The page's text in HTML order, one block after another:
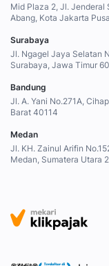
Mid Plaza 2, Jl. Jenderal
Abang, Kota Jakarta
Surabaya
Jl. Ngagel Jaya Selatan
Surabaya, Jawa Timur
Bandung
Jl. A. Yani No.271A,
Barat 40114
Medan
Jl. KH. Zainul Arifin
Medan, Sumatera Utara